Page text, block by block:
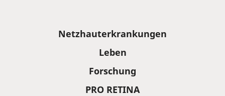
Netzhauterkrankungen
Leben
Forschung
PRO RETINA